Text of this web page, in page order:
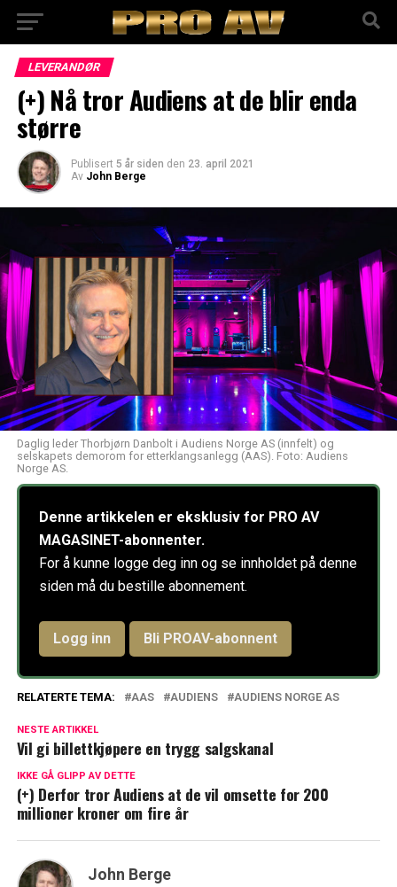
LEVERANDØR
(+) Nå tror Audiens at de blir enda
større
Publisert 5 år siden den 23. april 2021
Av John Berge
Daglig leder Thorbjørn Danbolt i Audiens Norge AS (innfelt) og
selskapets demorom for etterklangsanlegg (AAS). Foto: Audiens
Norge AS.
Denne artikkelen er eksklusiv for PRO AV
MAGASINET-abonnenter.
For å kunne logge deg inn og se innholdet på denne
siden må du bestille abonnement.
Logg inn Bli PROAV-abonnent
RELATERTE TEMA: AAS AUDIENS AUDIENS NORGE AS
NESTE ARTIKKEL
Vil gi billettkjøpere en trygg salgskanal
IKKE GÅ GLIPP AV DETTE
(+) Derfor tror Audiens at de vil omsette for 200
millioner kroner om fire år
John Berge